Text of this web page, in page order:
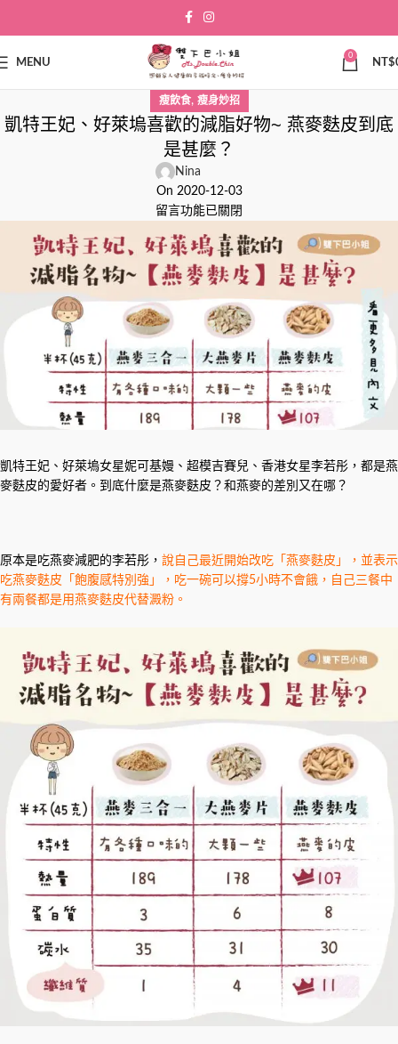
MENU
0
NT$
瘦飲食, 瘦身妙招
凱特王妃、好萊塢喜歡的減脂好物~ 燕麥麩皮到底
是甚麼？
Nina
On 2020-12-03
留言功能已關閉
凱特王妃、好萊塢女星妮可基嫚、超模吉賽兒、香港女星李若彤，都是燕
麥麩皮的愛好者。到底什麼是燕麥麩皮？和燕麥的差別又在哪？
原本是吃燕麥減肥的李若彤， 說自己最近開始改吃「燕麥麩皮」，並表示
吃燕麥麩皮「飽腹感特別強」，吃一碗可以撐5小時不會餓，自己三餐中
有兩餐都是用燕麥麩皮代替澱粉。